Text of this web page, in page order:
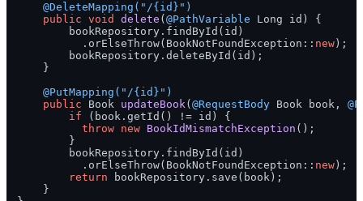
@DeleteMapping("/{id}")
public void delete ( @PathVariable Long id)
{
        bookRepository.findById(id)
          .orElseThrow(BookNotFoundException::
new );
        bookRepository.deleteById(id);
    }
@PutMapping("/{id}")
public Book updateBook( @RequestBody Book book,
if (book.getId() != id) {
throw new BookIdMismatchException ();
        }
        bookRepository.findById(id)
          .orElseThrow(BookNotFoundException::
new );
return bookRepository.save(book);
    }